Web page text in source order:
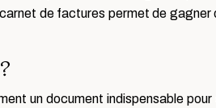
de factures permet de
un document indispensable